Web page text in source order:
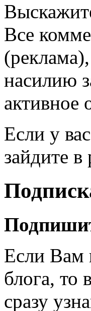
Все
насилию
активное
Если у
зайдите
Если Вам
блога, то
сразу